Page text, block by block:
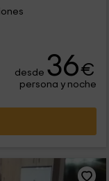
desde 36€
persona y noche